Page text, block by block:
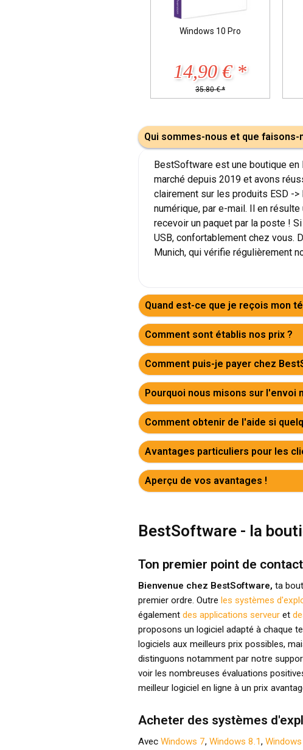
Windows 11 Pro
29,90 € *
109,90 € *
Qui sommes-nous et que faisons-
BestSoftware est une boutique
marché depuis 2019 et avons
clairement sur les produits ESD -
numérique, par e-mail. Il en
recevoir un paquet par la poste !
USB, confortablement chez vous.
Munich, qui vérifie régulièrement
Quand est-ce que je reçois mon
Comment sont établis nos prix ?
Comment puis-je payer chez
Pourquoi nous misons sur l'envoi
Comment obtenir de l'aide si
Avantages particuliers pour les
Aperçu de vos avantages !
BestSoftware - la
Ton premier point de
Bienvenue chez BestSoftware, ta
premier ordre. Outre les systèmes
également des applications serveuret
proposons un logiciel adapté à chaque
logiciels aux meilleurs prix possibles,
distinguons notamment par notre
voir les nombreuses évaluations
meilleur logiciel en ligne à un prix
Acheter des systèmes
Avec Windows 7, Windows 8.1,